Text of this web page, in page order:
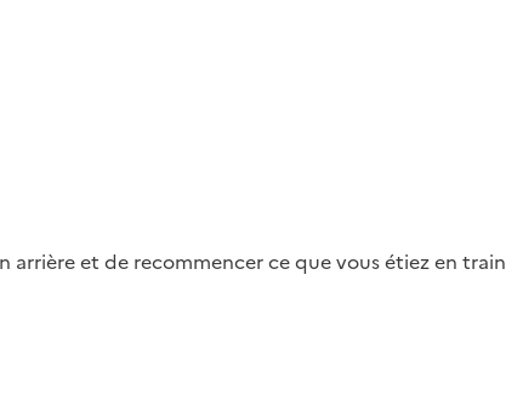
arrière et de recommencer ce que vous étiez en